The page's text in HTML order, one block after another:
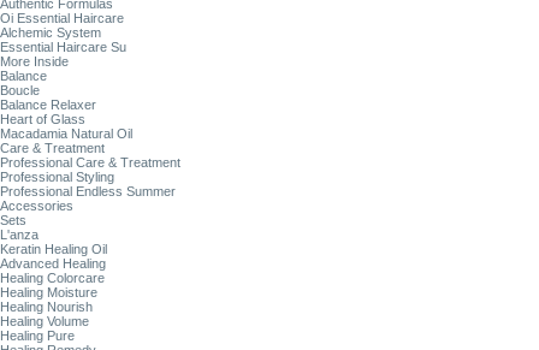
Authentic Formulas
Oi Essential Haircare
Alchemic System
Essential Haircare Su
More Inside
Balance
Boucle
Balance Relaxer
Heart of Glass
Macadamia Natural Oil
Care & Treatment
Professional Care & Treatment
Professional Styling
Professional Endless Summer
Accessories
Sets
L'anza
Keratin Healing Oil
Advanced Healing
Healing Colorcare
Healing Moisture
Healing Nourish
Healing Volume
Healing Pure